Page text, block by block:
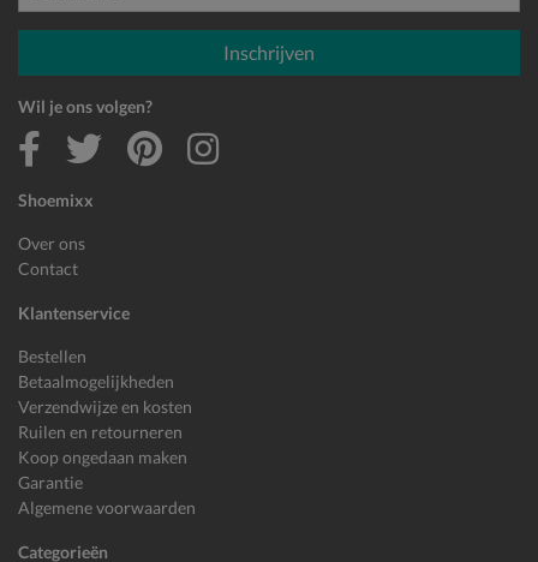
Shoemixx
Over ons
Contact
Klantenservice
Bestellen
Betaalmogelijkheden
Verzendwijze en kosten
Ruilen en retourneren
Koop ongedaan maken
Garantie
Algemene voorwaarden
Categorieën
E-mailadres
Inschrijven
Wil je ons volgen?